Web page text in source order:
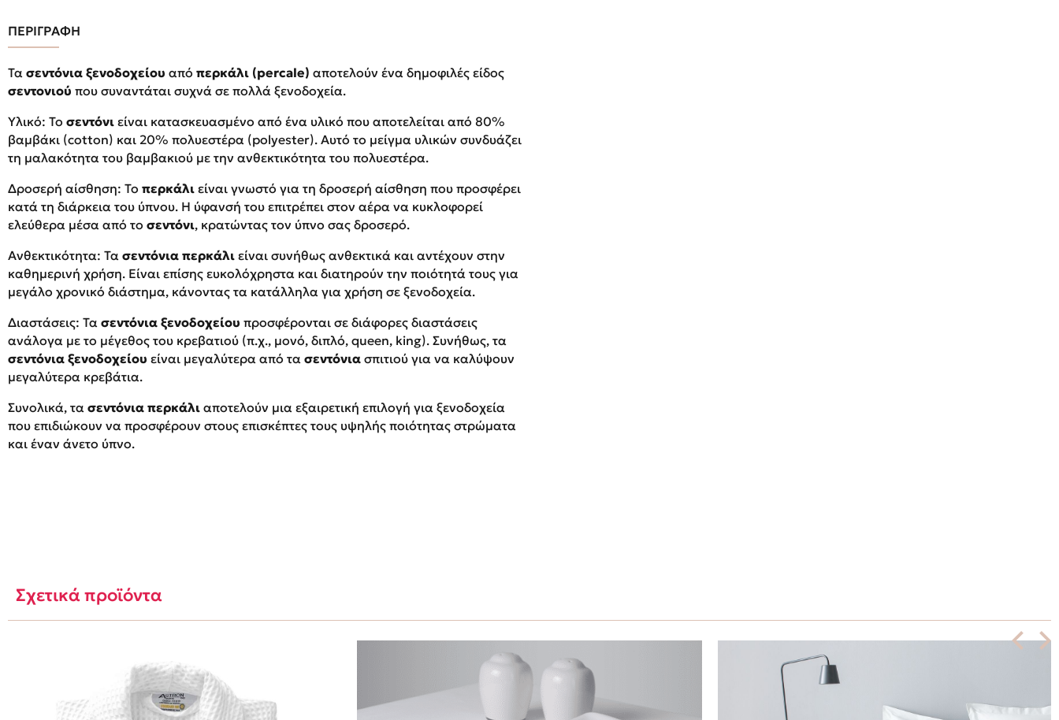
ΠΕΡΙΓΡΑΦΗ
Τα σεντόνια ξενοδοχείου από περκάλι (percale) αποτελούν ένα δημοφιλές είδος
σεντονιού που συναντάται συχνά σε πολλά ξενοδοχεία.
Υλικό: Το σεντόνι είναι κατασκευασμένο από ένα υλικό που αποτελείται από 80%
βαμβάκι (cotton) και 20% πολυεστέρα (polyester). Αυτό το μείγμα υλικών συνδυάζει
τη μαλακότητα του βαμβακιού με την ανθεκτικότητα του πολυεστέρα.
Δροσερή αίσθηση: Το περκάλι είναι γνωστό για τη δροσερή αίσθηση που προσφέρει
κατά τη διάρκεια του ύπνου. Η ύφανσή του επιτρέπει στον αέρα να κυκλοφορεί
ελεύθερα μέσα από το σεντόνι, κρατώντας τον ύπνο σας δροσερό.
Ανθεκτικότητα: Τα σεντόνια περκάλι είναι συνήθως ανθεκτικά και αντέχουν στην
καθημερινή χρήση. Είναι επίσης ευκολόχρηστα και διατηρούν την ποιότητά τους για
μεγάλο χρονικό διάστημα, κάνοντας τα κατάλληλα για χρήση σε ξενοδοχεία.
Διαστάσεις: Τα σεντόνια ξενοδοχείου προσφέρονται σε διάφορες διαστάσεις
ανάλογα με το μέγεθος του κρεβατιού (π.χ., μονό, διπλό, queen, king). Συνήθως, τα
σεντόνια ξενοδοχείου είναι μεγαλύτερα από τα σεντόνια σπιτιού για να καλύψουν
μεγαλύτερα κρεβάτια.
Συνολικά, τα σεντόνια περκάλι αποτελούν μια εξαιρετική επιλογή για ξενοδοχεία
που επιδιώκουν να προσφέρουν στους επισκέπτες τους υψηλής ποιότητας στρώματα
και έναν άνετο ύπνο.
Σχετικά προϊόντα